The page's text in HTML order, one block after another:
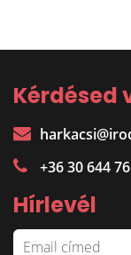
Kérdésed
+36 30 644
Hírlevél